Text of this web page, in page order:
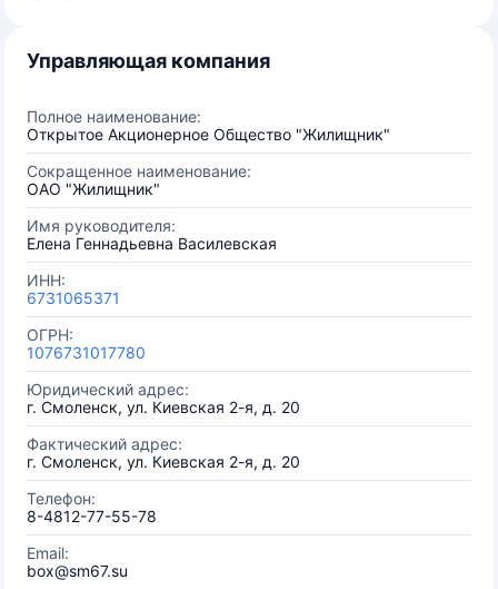
Управляющая компания
Полное наименование:
Открытое Акционерное Общество "Жилищник"
Сокращенное наименование:
ОАО "Жилищник"
Имя руководителя:
Елена Геннадьевна Василевская
ИНН:
6731065371
ОГРН:
1076731017780
Юридический адрес:
г. Смоленск, ул. Киевская 2-я, д. 20
Фактический адрес:
г. Смоленск, ул. Киевская 2-я, д. 20
Телефон:
8-4812-77-55-78
Email:
box@sm67.su